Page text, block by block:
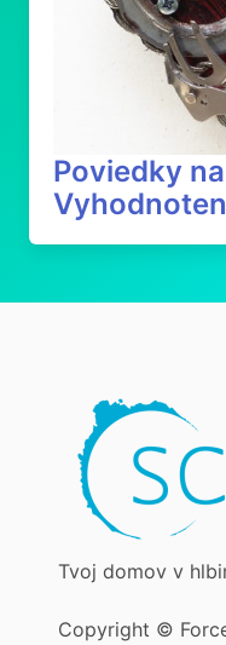
Poviedky
Tvoj domov v
Copyright ©